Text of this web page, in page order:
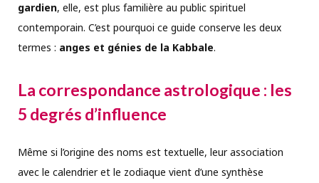
gardien, elle, est plus familière au public spirituel
contemporain. C’est pourquoi ce guide conserve les deux
termes : anges et génies de la Kabbale.
La correspondance astrologique : les
5 degrés d’influence
Même si l’origine des noms est textuelle, leur association
avec le calendrier et le zodiaque vient d’une synthèse